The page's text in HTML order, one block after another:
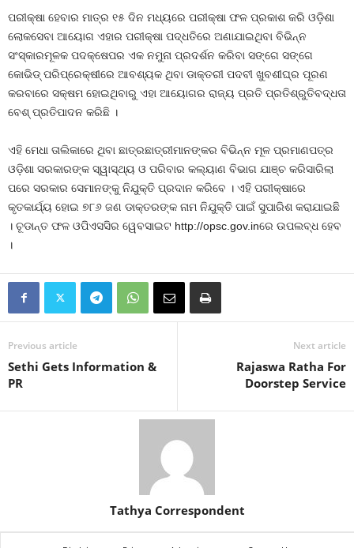
ପରୀକ୍ଷା ହେବାର ମାତ୍ର ୧୫ ଦିନ ମଧ୍ୟରେ ପରୀକ୍ଷା ଫଳ ପ୍ରକାଶ କରି ଓଡ଼ିଶା
ଲୋକସେବା ଆୟୋଗ ଏହାର ପରୀକ୍ଷା ପଦ୍ଧତିରେ ଅଣାଯାଇଥିବା ବିଭିନ୍ନ
ସଂସ୍କାରମୂଳକ ପଦକ୍ଷେପର ଏକ ନମୁନା ପ୍ରଦର୍ଶନ କରିବା ସଙ୍ଗେ ସଙ୍ଗେ
କୋଭିଡ୍ ପରିପ୍ରେକ୍ଷୀରେ ଆବଶ୍ୟକ ଥିବା ଡାକ୍ତରୀ ପଦବୀ ଖୁବଶୀଘ୍ର ପୂରଣ
କରବାରେ ସକ୍ଷମ ହୋଇଥିବାରୁ ଏହା ଆୟୋଗର ରାଜ୍ୟ ପ୍ରତି ପ୍ରତିଶ୍ରୁତିବଦ୍ଧତା
ବେଶ୍ ପ୍ରତିପାଦନ କରିଛି ।
ଏହି ମେଧା ତାଲିକାରେ ଥିବା ଛାତ୍ରଛାତ୍ରୀମାନଙ୍କର ବିଭିନ୍ନ ମୂଳ ପ୍ରମାଣପତ୍ର
ଓଡ଼ିଶା ସରକାରଙ୍କ ସ୍ୱାସ୍ଥ୍ୟ ଓ ପରିବାର କଲ୍ୟାଣ ବିଭାଗ ଯାଞ୍ଚ କରିସାରିଲା
ପରେ ସରକାର ସେମାନଙ୍କୁ ନିଯୁକ୍ତି ପ୍ରଦାନ କରିବେ । ଏହି ପରୀକ୍ଷାରେ
କୃତକାର୍ଯ୍ୟ ହୋଇ ୭୮୬ ଜଣ ଡାକ୍ତରଙ୍କ ନାମ ନିଯୁକ୍ତି ପାଇଁ ସୁପାରିଶ କରାଯାଇଛି
। ଚୂଡାନ୍ତ ଫଳ ଓପିଏସସିର ୱେବସାଇଟ http://opsc.gov.inରେ ଉପଲବ୍ଧ ହେବ
।
Previous article
Sethi Gets Information &
PR
Next article
Rajaswa Ratha For
Doorstep Service
Tathya Correspondent